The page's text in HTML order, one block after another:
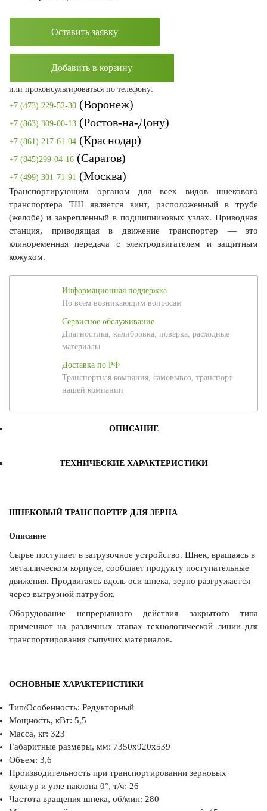
Оставить заявку
Добавить в корзину
или проконсультироваться по телефону:
+7 (473) 229-52-30 (Воронеж)
+7 (863) 309-00-13 (Ростов-на-Дону)
+7 (861) 217-61-04 (Краснодар)
+7 (845)299-04-16 (Саратов)
+7 (499) 301-71-91 (Москва)
Транспортирующим органом для всех видов шнекового
транспортера ТШ является винт, расположенный в трубе
(желобе) и закрепленный в подшипниковых узлах. Приводная
станция, приводящая в движение транспортер — это
клиноременная передача с электродвигателем и защитным
кожухом.
Информационная поддержка
По всем возникающим вопросам
Сервисное обслуживание
Диагностика, калибровка, поверка, расходные
материалы
Доставка по РФ
Транспортная компания, самовывоз, транспорт
нашей компании
ОПИСАНИЕ
ТЕХНИЧЕСКИЕ ХАРАКТЕРИСТИКИ
ШНЕКОВЫЙ ТРАНСПОРТЕР ДЛЯ ЗЕРНА
Описание
Сырье поступает в загрузочное устройство. Шнек, вращаясь в
металлическом корпусе, сообщает продукту поступательные
движения. Продвигаясь вдоль оси шнека, зерно разгружается
через выгрузной патрубок.
Оборудование непрерывного действия закрытого типа
применяют на различных этапах технологической линии для
транспортирования сыпучих материалов.
ОСНОВНЫЕ ХАРАКТЕРИСТИКИ
Тип/Особенность: Редукторный
Мощность, кВт: 5,5
Масса, кг: 323
Габаритные размеры, мм: 7350х920х539
Объем: 3,6
Производительность при транспортировании зерновых
культур и угле наклона 0°, т/ч: 26
Частота вращения шнека, об/мин: 280